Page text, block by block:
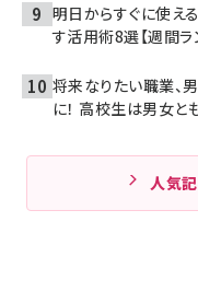
明日からすぐに使
す活用術8選【週間ラ
将来なりたい職業
に！ 高校生は男女と
人気